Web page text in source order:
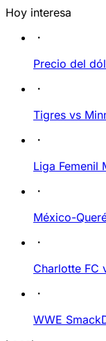
Hoy interesa
Precio del
Tigres vs
Liga Femenil
México-
Charlotte FC
WWE